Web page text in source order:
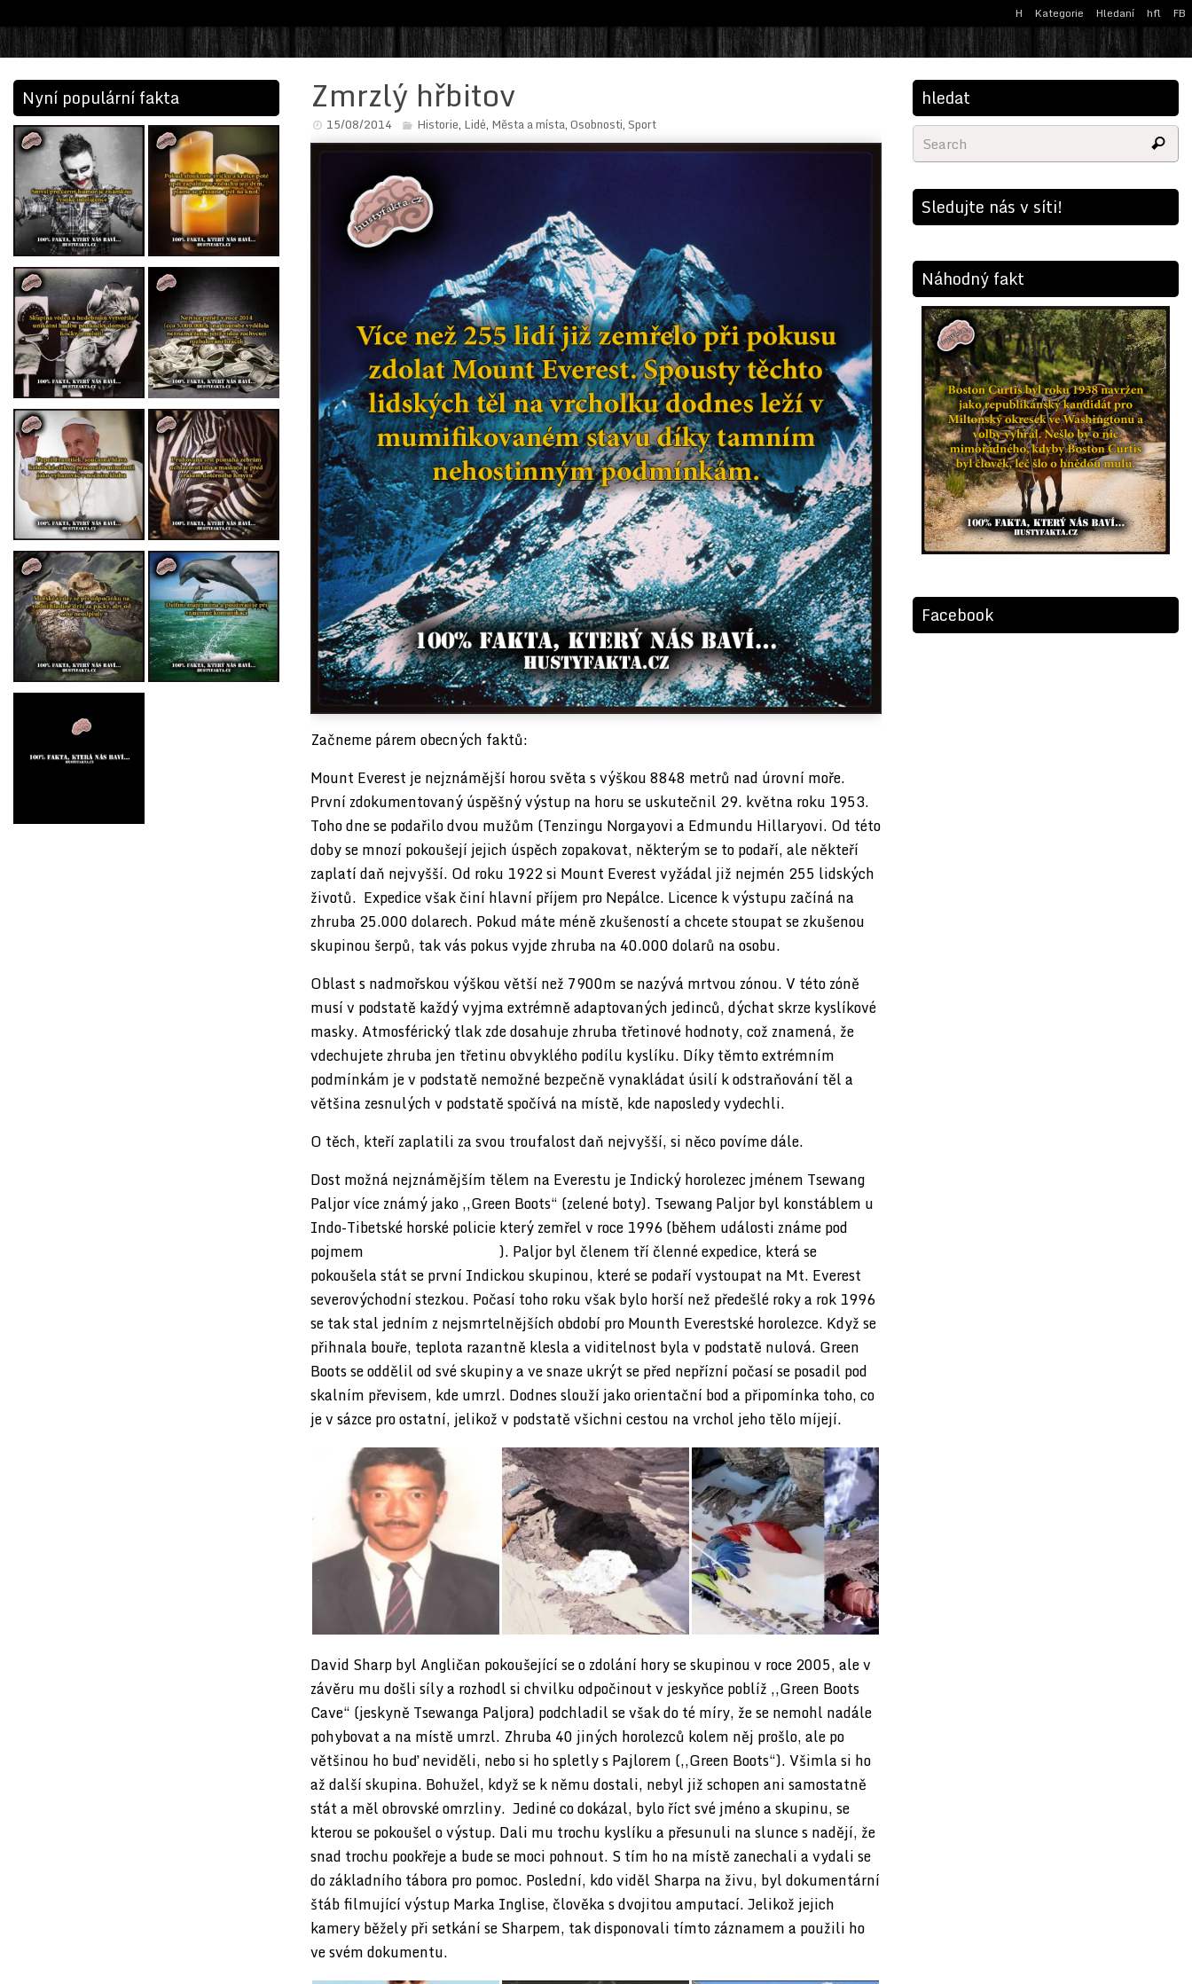
H Kategorie Hledaní hfl FB
Zmrzlý hřbitov
15/08/2014 Historie, Lidé, Města a místa,Osobnosti, Sport
Začneme párem obecných faktů:
Mount Everest je nejznámější horou světa s výškou 8848 metrů nad úrovní moře.
První zdokumentovaný úspěšný výstup na horu se uskutečnil 29. května roku 1953.
Toho dne se podařilo dvou mužům (Tenzingu Norgayovi a Edmundu Hillaryovi. Od této
doby se mnozí pokoušejí jejich úspěch zopakovat, některým se to podaří, ale někteří
zaplatí daň nejvyšší. Od roku 1922 si Mount Everest vyžádal již nejmén 255 lidských
životů. Expedice však činí hlavní příjem pro Nepálce. Licence k výstupu začíná na
zhruba 25.000 dolarech. Pokud máte méně zkušeností a chcete stoupat se zkušenou
skupinou šerpů, tak vás pokus vyjde zhruba na 40.000 dolarů na osobu.
Oblast s nadmořskou výškou větší než 7900m se nazývá mrtvou zónou. V této zóně
musí v podstatě každý vyjma extrémně adaptovaných jedinců, dýchat skrze kyslíkové
masky. Atmosférický tlak zde dosahuje zhruba třetinové hodnoty, což znamená, že
vdechujete zhruba jen třetinu obvyklého podílu kyslíku. Díky těmto extrémním
podmínkám je v podstatě nemožné bezpečně vynakládat úsilí k odstraňování těl a
většina zesnulých v podstatě spočívá na místě, kde naposledy vydechli.
O těch, kteří zaplatili za svou troufalost daň nejvyšší, si něco povíme dále.
Dost možná nejznámějším tělem na Everestu je Indický horolezec jménem Tsewang
Paljor více známý jako ,,Green Boots“ (zelené boty). Tsewang Paljor byl konstáblem u
Indo-Tibetské horské policie který zemřel v roce 1996 (během události známe pod
pojmem
). Paljor byl členem tří členné expedice, která se
pokoušela stát se první Indickou skupinou, které se podaří vystoupat na Mt. Everest
severovýchodní stezkou. Počasí toho roku však bylo horší než předešlé roky a rok 1996
se tak stal jedním z nejsmrtelnějších období pro Mounth Everestské horolezce. Když se
přihnala bouře, teplota razantně klesla a viditelnost byla v podstatě nulová. Green
Boots se oddělil od své skupiny a ve snaze ukrýt se před nepřízní počasí se posadil pod
skalním převisem, kde umrzl. Dodnes slouží jako orientační bod a připomínka toho, co
je v sázce pro ostatní, jelikož v podstatě všichni cestou na vrchol jeho tělo míjejí.
David Sharp byl Angličan pokoušející se o zdolání hory se skupinou v roce 2005, ale v
závěru mu došli síly a rozhodl si chvilku odpočinout v jeskyňce poblíž ,,Green Boots
Cave“ (jeskyně Tsewanga Paljora) podchladil se však do té míry, že se nemohl nadále
pohybovat a na místě umrzl. Zhruba 40 jiných horolezců kolem něj prošlo, ale po
většinou ho buď neviděli, nebo si ho spletly s Pajlorem (,,Green Boots“). Všimla si ho
až další skupina. Bohužel, když se k němu dostali, nebyl již schopen ani samostatně
stát a měl obrovské omrzliny. Jediné co dokázal, bylo říct své jméno a skupinu, se
kterou se pokoušel o výstup. Dali mu trochu kyslíku a přesunuli na slunce s nadějí, že
snad trochu pookřeje a bude se moci pohnout. S tím ho na místě zanechali a vydali se
do základního tábora pro pomoc. Poslední, kdo viděl Sharpa na živu, byl dokumentární
štáb filmující výstup Marka Inglise, člověka s dvojitou amputací. Jelikož jejich
kamery běžely při setkání se Sharpem, tak disponovali tímto záznamem a použili ho
ve svém dokumentu.
Nyní populární fakta hledat
Sledujte nás v síti!
Náhodný fakt
Facebook